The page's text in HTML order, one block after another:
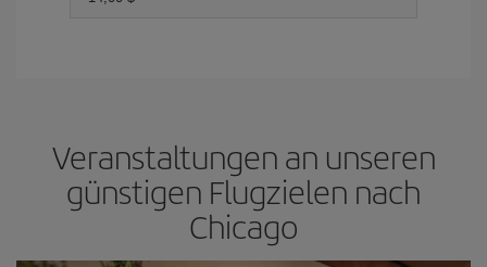
Veranstaltungen an unseren
günstigen Flugzielen nach
Chicago